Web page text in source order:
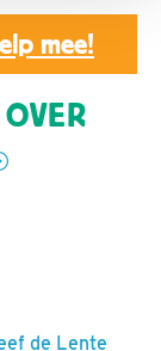
mee!
de Lente